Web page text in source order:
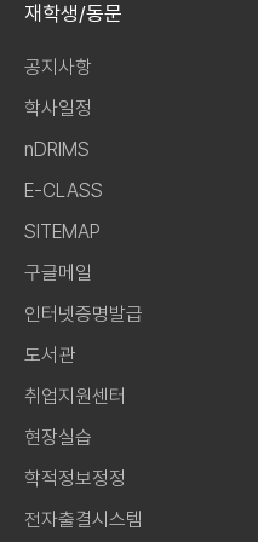
재학생/동문
공지사항
학사일정
nDRIMS
E-CLASS
SITEMAP
구글메일
인터넷증명발급
도서관
취업지원센터
현장실습
학적정보정정
전자출결시스템